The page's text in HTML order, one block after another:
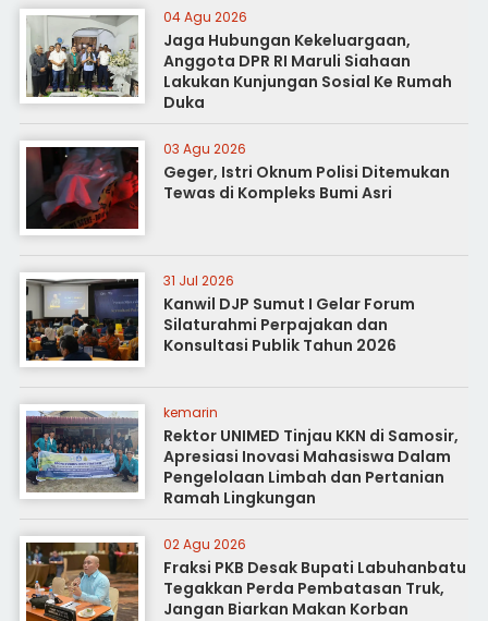
04 Agu 2026
Jaga Hubungan Kekeluargaan,
Anggota DPR RI Maruli Siahaan
Lakukan Kunjungan Sosial Ke Rumah
Duka
03 Agu 2026
Geger, Istri Oknum Polisi Ditemukan
Tewas di Kompleks Bumi Asri
31 Jul 2026
Kanwil DJP Sumut I Gelar Forum
Silaturahmi Perpajakan dan
Konsultasi Publik Tahun 2026
kemarin
Rektor UNIMED Tinjau KKN di Samosir,
Apresiasi Inovasi Mahasiswa Dalam
Pengelolaan Limbah dan Pertanian
Ramah Lingkungan
02 Agu 2026
Fraksi PKB Desak Bupati Labuhanbatu
Tegakkan Perda Pembatasan Truk,
Jangan Biarkan Makan Korban